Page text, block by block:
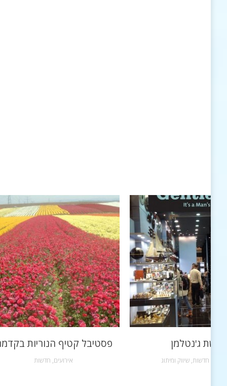
פסטיבל קטיף הנוריות
אירועים, חדשות
רשת ג'נטלמן
חדשות, שיווק ומיתוג